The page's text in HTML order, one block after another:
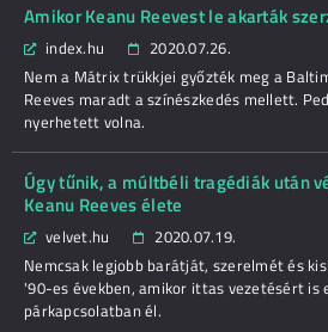
Amikor Keanu Reevest le akarták
index.hu
2020.07.26.
Nem a Mátrix trükkjei győzték meg a
Reeves maradt a színészkedés mellett.
nyerhetett volna.
Úgy tűnik, a múltbéli tragédiák után
Keanu Reeves élete
velvet.hu
2020.07.19.
Nemcsak legjobb barátját, szerelmét és
'90-es években, amikor ittas vezetésért is
párkapcsolatban él.